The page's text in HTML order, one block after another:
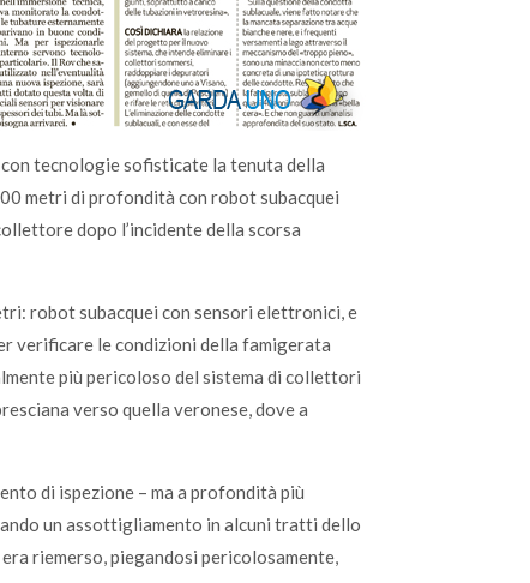
tecnologie sofisticate la tenuta della
metri di profondità con robot subacquei
dopo l’incidente della scorsa
robot subacquei con sensori elettronici, e
verificare le condizioni della famigerata
più pericoloso del sistema di collettori
verso quella veronese, dove a
di ispezione – ma a profondità più
un assottigliamento in alcuni tratti dello
riemerso, piegandosi pericolosamente,